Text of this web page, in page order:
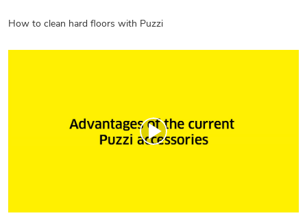
How to clean hard floors with Puzzi